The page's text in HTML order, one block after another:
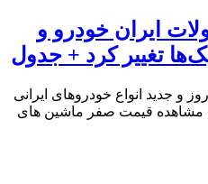
ایران خودرو و
تغییر کرد + جدول
و جدید انواع خودروهای ایرانی
برای مشاهده قیمت صفر ماشین های